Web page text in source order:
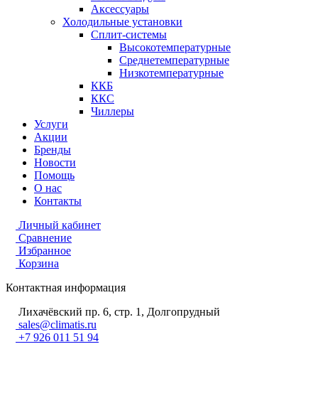
Аксессуары
Холодильные установки
Сплит-системы
Высокотемпературные
Среднетемпературные
Низкотемпературные
ККБ
ККС
Чиллеры
Услуги
Акции
Бренды
Новости
Помощь
О нас
Контакты
Личный кабинет
Сравнение
Избранное
Корзина
Контактная информация
Лихачёвский пр. 6, стр. 1, Долгопрудный
sales@climatis.ru
+7 926 011 51 94